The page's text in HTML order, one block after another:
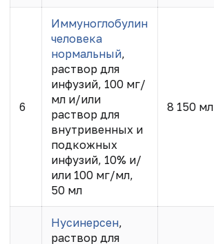
6
Иммуноглобулин
человека
нормальный,
раствор для
инфузий, 100 мг/
мл и/или
раствор для
внутривенных и
подкожных
инфузий, 10% и/
или 100 мг/мл,
50 мл
8 150 мл
Нусинерсен,
раствор для